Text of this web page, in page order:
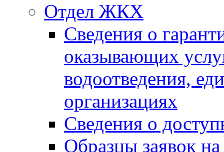
Отдел ЖКХ
Сведения о
оказывающих
водоотведения,
организациях
Сведения о
Образцы заявок